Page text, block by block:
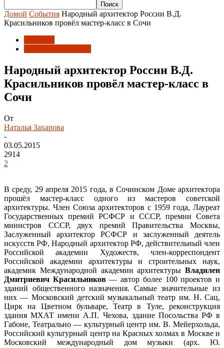
Домой События Народный архитектор России В.Д.
Красильников провёл мастер-класс в Сочи
Народный архитектор России В.Д.
Красильников провёл мастер-класс в
Сочи
От
Наталья Захарова
-
03.05.2015
2914
2
В среду, 29 апреля 2015 года, в Сочинском Доме архитектора
прошёл мастер-класс одного из мастеров советской
архитектуры. Член Союза архитекторов с 1959 года, Лауреат
Государственных премий РСФСР и СССР, премии Совета
министров СССР, двух премий Правительства Москвы,
Заслуженный архитектор РСФСР и заслуженный деятель
искусств РФ, Народный архитектор РФ, действительный член
Российской академии Художеств, член-корреспондент
Российской академии архитектуры и строительных наук,
академик Международной академии архитектуры Владилен
Дмитриевич Красильников— автор более 100 проектов и
зданий общественного назначения. Самые значительные из
них — Московский детский музыкальный театр им. Н. Сац,
Цирк на Цветном бульваре, Театр в Туле, реконструкция
здания МХАТ имени А.П. Чехова, здание Посольства РФ в
Габоне, Театрально — культурный центр им. В. Мейерхольда,
Российский культурный центр на Красных холмах в Москве и
Московский международный дом музыки (арх. Ю.